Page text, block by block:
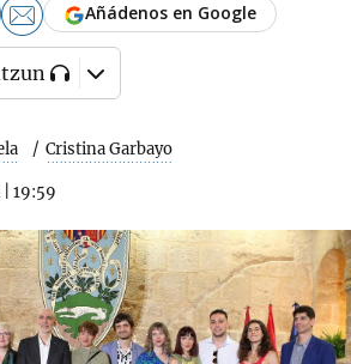
Cristina Garbayo
19:59
Añádenos en Google